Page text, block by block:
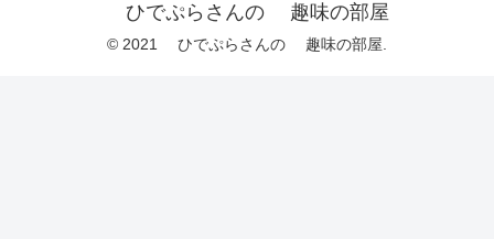
ひでぷらさんの 趣味の部屋
© 2021 ひでぷらさんの 趣味の部屋.